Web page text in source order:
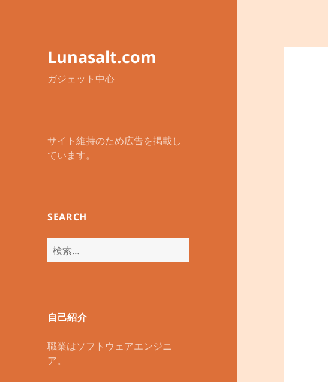
Lunasalt.com
ガジェット中心
サイト維持のため広告を掲載し
ています。
SEARCH
検
索:
自己紹介
職業はソフトウェアエンジニ
ア。